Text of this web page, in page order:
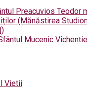
Preacuvios Teodor
(Mănăstirea
Mucenic